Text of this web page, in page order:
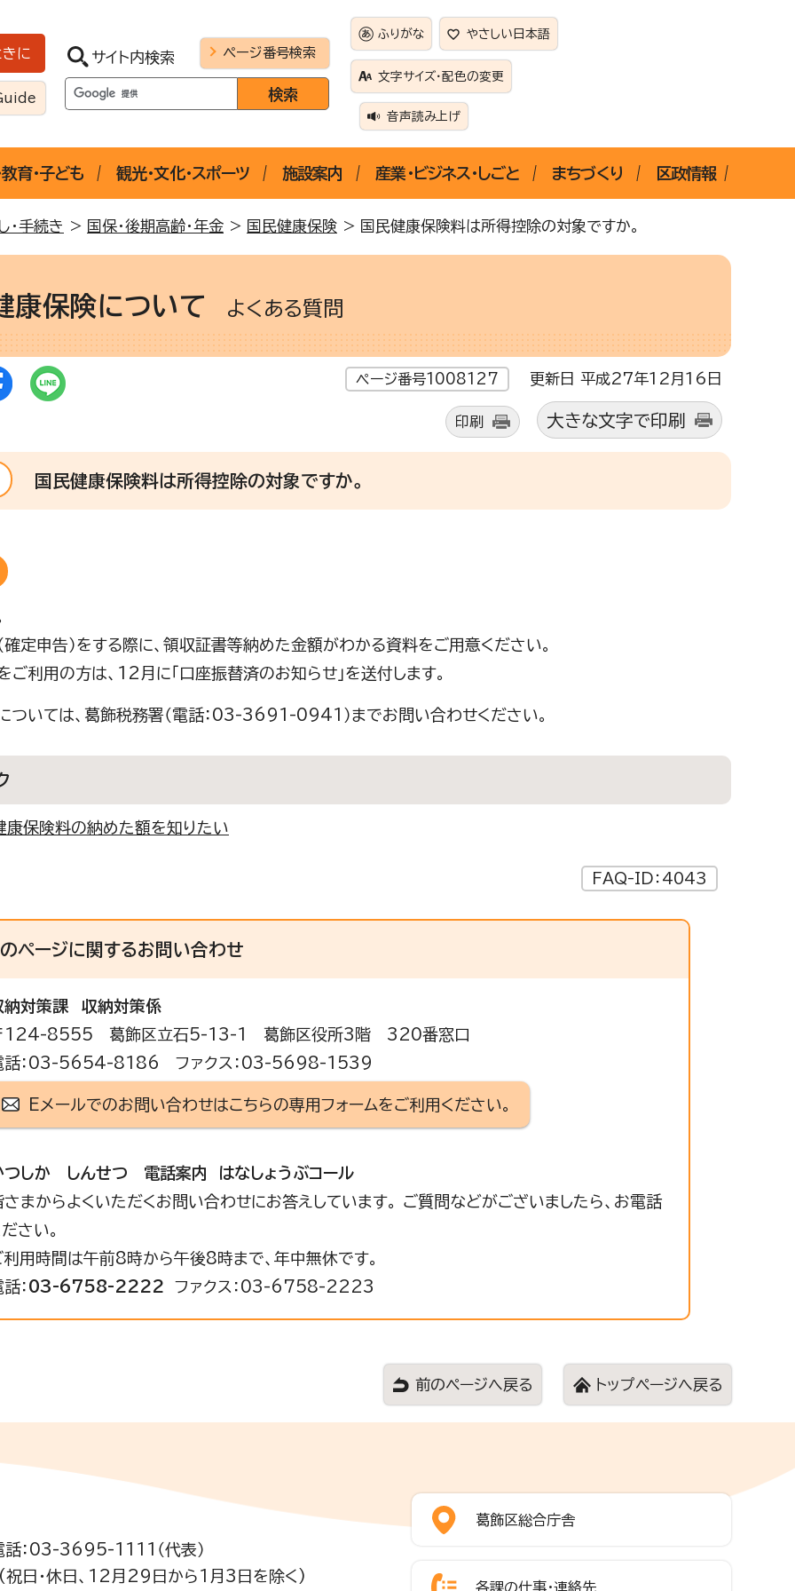
に サイト内検索 ページ番号検索
ふりがな やさしい日本語
文字サイズ・配色の変更
音声読み上げ
育・子ども 観光・文化・スポーツ 施設案内 産業・ビジネス・しごと まちづくり 区政情報
・手続き > 国保・後期高齢・年金 > 国民健康保険 > 国民健康保険料は所得控除の対象ですか。
康保険について よくある質問
ページ番号1008127 更新日 平成27年12月16日
印刷 大きな文字で印刷
国民健康保険料は所得控除の対象ですか。
確定申告）をする際に、領収証書等納めた金額がわかる資料をご用意ください。
ご利用の方は、12月に「口座振替済のお知らせ」を送付します。
ついては、葛飾税務署（電話：03-3691-0941）までお問い合わせください。
康保険料の納めた額を知りたい
FAQ-ID：4043
ページに関するお問い合わせ
納対策課
収納対策係
124-8555 葛飾区立石5-13-1 葛飾区役所3階 320番窓口
話：03-5654-8186 ファクス：03-5698-1539
Eメールでのお問い合わせはこちらの専用フォームをご利用ください。
つしか しんせつ 電話案内 はなしょうぶコール
さまからよくいただくお問い合わせにお答えしています。 ご質問などがございましたら、お電話
さい。
利用時間は午前8時から午後8時まで、年中無休です。
： 03-6758-2222 ファクス：03-6758-2223
前のページへ戻る トップページへ戻る
話：03-3695-1111（代表）
日・休日、12月29日から1月3日を除く)
葛飾区総合庁舎
各課の仕事・連絡先